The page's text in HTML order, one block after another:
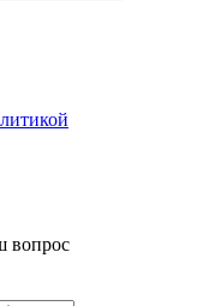
вопрос